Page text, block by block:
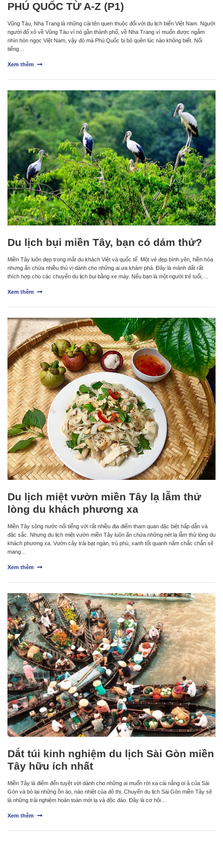
PHÚ QUỐC TỪ A-Z (P1)
Vũng Tàu, Nha Trang là những cái tên quen thuộc đối với du lịch biển Việt Nam. Người
người đổ xô về Vũng Tàu vì nó gần thành phố, về Nha Trang vì muốn được ngắm
nhìn hòn ngọc Việt Nam, vậy đó mà Phú Quốc bị bỏ quên lúc nào không biết. Nổi
tiếng…
Xem thêm
Du lịch bụi miền Tây, bạn có dám thử?
Miền Tây luôn đẹp trong mắt du khách Việt và quốc tế. Một vẻ đẹp bình yên, hiền hòa
nhưng ẩn chứa nhiều thú vị dành cho những ai ưa khám phá. Đây là mảnh đất rất
thích hợp cho các chuyến du lịch bụi bằng xe máy. Nếu bạn là một người trẻ tuổi,…
Xem thêm
Du lịch miệt vườn miền Tây lạ lẫm thử
lòng du khách phương xa
Miền Tây sông nước nổi tiếng với rất nhiều địa điểm tham quan đặc biệt hấp dẫn và
đặc sắc. Nhưng du lịch miệt vườn miền Tây luôn ẩn chứa những nét lạ lẫm thử lòng du
khách phương xa. Vườn cây trái bạt ngàn, trù phú, xanh tốt quanh năm chắc chắn sẽ
mang…
Xem thêm
Dắt túi kinh nghiệm du lịch Sài Gòn miền
Tây hữu ích nhất
Miền Tây là điểm đến tuyệt vời dành cho những ai muốn rời xa cái nắng oi ả của Sài
Gòn và bỏ lại những ồn ào, náo nhiệt của đô thị. Chuyến du lịch Sài Gòn miền Tây sẽ
là những trải nghiệm hoàn toàn mới lạ và độc đáo. Đây là cơ hội…
Xem thêm